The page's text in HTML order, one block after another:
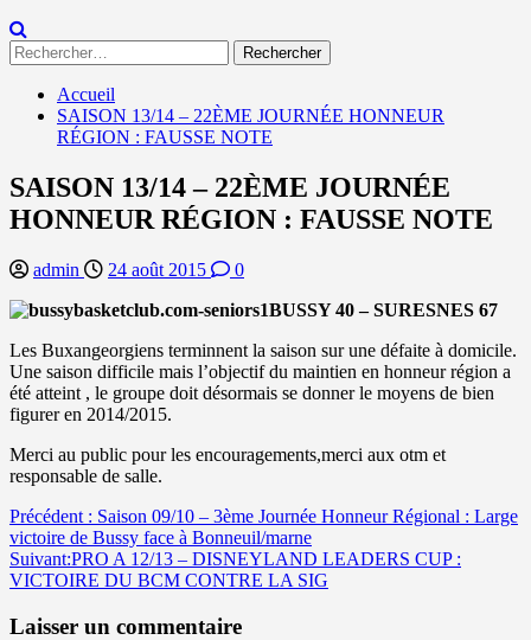
Rechercher :
Accueil
SAISON 13/14 – 22ÈME JOURNÉE HONNEUR
RÉGION : FAUSSE NOTE
SAISON 13/14 – 22ÈME JOURNÉE
HONNEUR RÉGION : FAUSSE NOTE
admin 24 août 2015
0
BUSSY 40 – SURESNES 67
Les Buxangeorgiens terminnent la saison sur une défaite à domicile.
Une saison difficile mais l’objectif du maintien en honneur région a
été atteint , le groupe doit désormais se donner le moyens de bien
figurer en 2014/2015.
Merci au public pour les encouragements,merci aux otm et
responsable de salle.
Navigation
d’article
Précédent : Saison 09/10 – 3ème Journée Honneur Régional : Large
victoire de Bussy face à Bonneuil/marne
Suivant:PRO A 12/13 – DISNEYLAND LEADERS CUP :
VICTOIRE DU BCM CONTRE LA SIG
Laisser un commentaire